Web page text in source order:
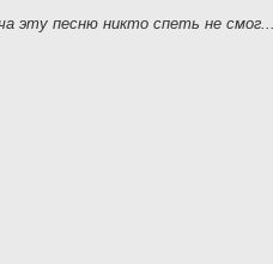
эту песню никто спеть не смог....